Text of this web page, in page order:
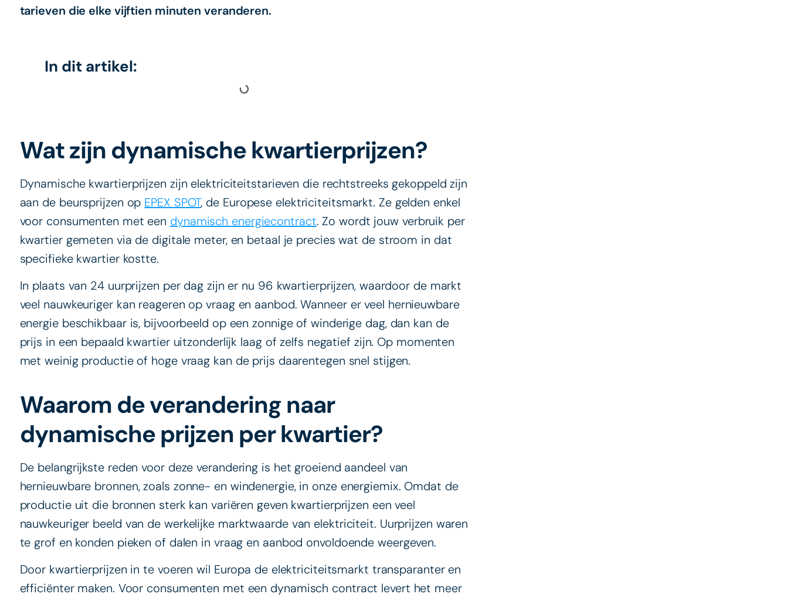
tarieven die elke vijftien minuten veranderen.
In dit artikel:
Wat zijn dynamische kwartierprijzen?
Dynamische kwartierprijzen zijn elektriciteitstarieven die rechtstreeks gekoppeld zijn
aan de beursprijzen op EPEX SPOT, de Europese elektriciteitsmarkt. Ze gelden enkel
voor consumenten met een dynamisch energiecontract. Zo wordt jouw verbruik per
kwartier gemeten via de digitale meter, en betaal je precies wat de stroom in dat
specifieke kwartier kostte.
In plaats van 24 uurprijzen per dag zijn er nu 96 kwartierprijzen, waardoor de markt
veel nauwkeuriger kan reageren op vraag en aanbod. Wanneer er veel hernieuwbare
energie beschikbaar is, bijvoorbeeld op een zonnige of winderige dag, dan kan de
prijs in een bepaald kwartier uitzonderlijk laag of zelfs negatief zijn. Op momenten
met weinig productie of hoge vraag kan de prijs daarentegen snel stijgen.
Waarom de verandering naar
dynamische prijzen per kwartier?
De belangrijkste reden voor deze verandering is het groeiend aandeel van
hernieuwbare bronnen, zoals zonne- en windenergie, in onze energiemix. Omdat de
productie uit die bronnen sterk kan variëren geven kwartierprijzen een veel
nauwkeuriger beeld van de werkelijke marktwaarde van elektriciteit. Uurprijzen waren
te grof en konden pieken of dalen in vraag en aanbod onvoldoende weergeven.
Door kwartierprijzen in te voeren wil Europa de elektriciteitsmarkt transparanter en
efficiënter maken. Voor consumenten met een dynamisch contract levert het meer